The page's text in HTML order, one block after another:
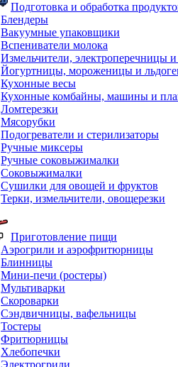
Подготовка и обработка
Блендеры
Вакуумные упаковщики
Вспениватели молока
Измельчители, электроперечницы и
Йогуртницы, мороженицы и
Кухонные весы
Кухонные комбайны, машины и
Ломтерезки
Мясорубки
Подогреватели и стерилизаторы
Ручные миксеры
Ручные соковыжималки
Соковыжималки
Сушилки для овощей и фруктов
Терки, измельчители, овощерезки
Приготовление пищи
Аэрогрили и аэрофритюрницы
Блинницы
Мини-печи (ростеры)
Мультиварки
Скороварки
Сэндвичницы, вафельницы
Тостеры
Фритюрницы
Хлебопечки
Электрогрили